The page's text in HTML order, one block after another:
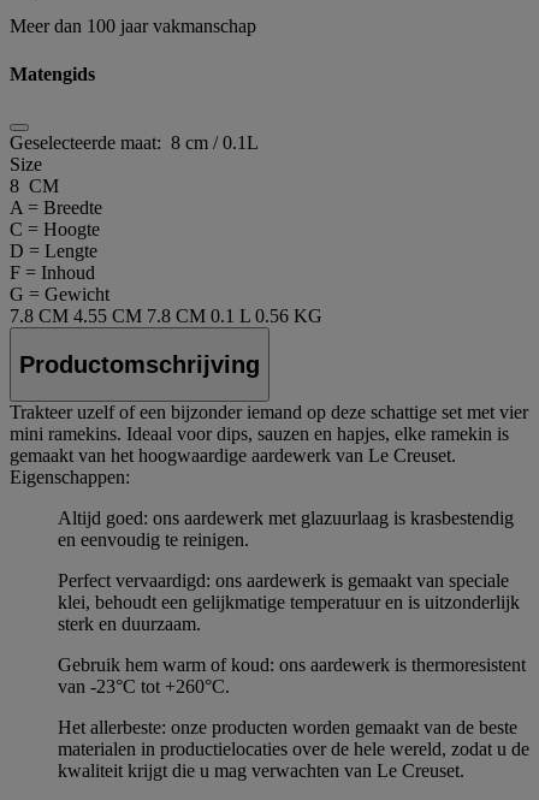
Meer dan 100 jaar vakmanschap
Matengids
Geselecteerde maat: 8 cm / 0.1L
Size
8 CM
A = Breedte
C = Hoogte
D = Lengte
F = Inhoud
G = Gewicht
7.8 CM 4.55 CM 7.8 CM 0.1 L 0.56 KG
Productomschrijving
Trakteer uzelf of een bijzonder iemand op deze schattige set met vier
mini ramekins. Ideaal voor dips, sauzen en hapjes, elke ramekin is
gemaakt van het hoogwaardige aardewerk van Le Creuset.
Eigenschappen:
Altijd goed: ons aardewerk met glazuurlaag is krasbestendig
en eenvoudig te reinigen.
Perfect vervaardigd: ons aardewerk is gemaakt van speciale
klei, behoudt een gelijkmatige temperatuur en is uitzonderlijk
sterk en duurzaam.
Gebruik hem warm of koud: ons aardewerk is thermoresistent
van -23°C tot +260°C.
Het allerbeste: onze producten worden gemaakt van de beste
materialen in productielocaties over de hele wereld, zodat u de
kwaliteit krijgt die u mag verwachten van Le Creuset.